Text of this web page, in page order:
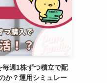
毎週1株ずつ積立で配
か？運用シミュレー